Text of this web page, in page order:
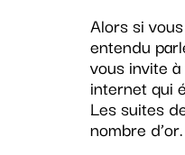
Alors si
entendu
vous invite
internet qui
Les suites
nombre d’or.